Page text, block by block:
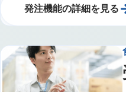
発注機能の詳細を見る